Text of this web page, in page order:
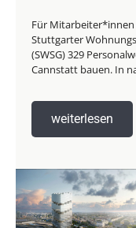
Für
Stuttgarter
(SWSG) 329
Cannstatt bauen. In
weiterlesen